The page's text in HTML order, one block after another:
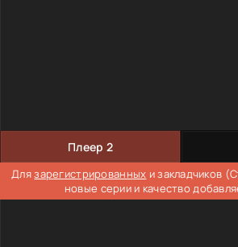
Плеер 2
Длязарегистрированных и закладчиков
новые серии и качество